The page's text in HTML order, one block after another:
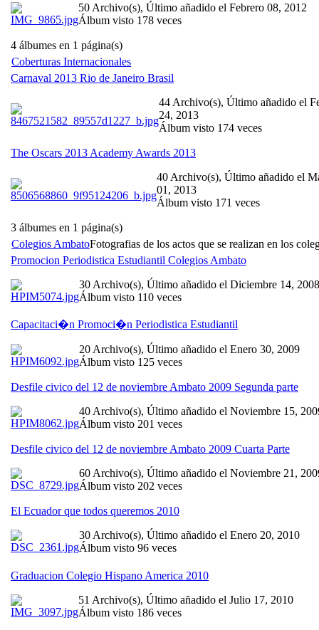
50 Archivo(s), Último añadido el Febrero 08, 2012
Álbum visto 178 veces
4 álbumes en 1 página(s)
Coberturas Internacionales
Carnaval 2013 Rio de Janeiro Brasil
44 Archivo(s), Último añadido el
24, 2013
Álbum visto 174 veces
The Oscars 2013 Academy Awards 2013
40 Archivo(s), Último añadido el
01, 2013
Álbum visto 171 veces
3 álbumes en 1 página(s)
Colegios AmbatoFotografias de los actos que se realizan en los
Promocion Periodistica Estudiantil Colegios Ambato
30 Archivo(s), Último añadido el Diciembre 14, 2008
Álbum visto 110 veces
Capacitaci�n Promoci�n Periodistica Estudiantil
20 Archivo(s), Último añadido el Enero 30, 2009
Álbum visto 125 veces
Desfile civico del 12 de noviembre Ambato 2009 Segunda parte
40 Archivo(s), Último añadido el Noviembre 15,
Álbum visto 201 veces
Desfile civico del 12 de noviembre Ambato 2009 Cuarta Parte
60 Archivo(s), Último añadido el Noviembre 21,
Álbum visto 202 veces
El Ecuador que todos queremos 2010
30 Archivo(s), Último añadido el Enero 20, 2010
Álbum visto 96 veces
Graduacion Colegio Hispano America 2010
51 Archivo(s), Último añadido el Julio 17, 2010
Álbum visto 186 veces